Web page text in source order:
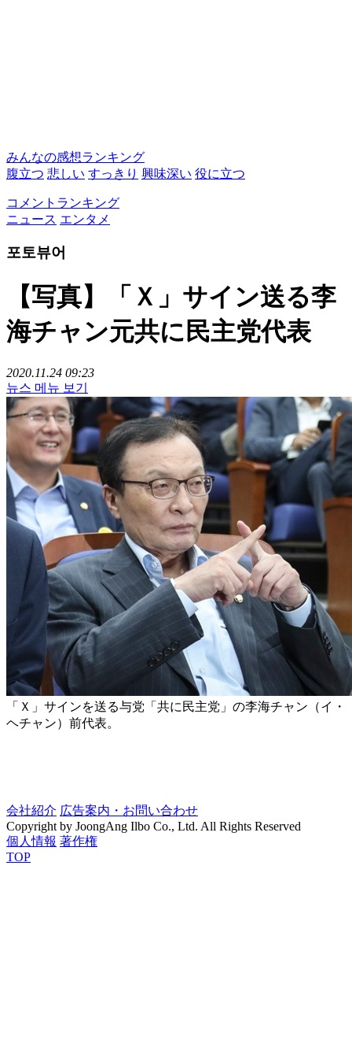
みんなの感想ランキング
腹立つ 悲しい すっきり 興味深い 役に立つ
コメントランキング
ニュース エンタメ
포토뷰어
【写真】「Ｘ」サイン送る李
海チャン元共に民主党代表
2020.11.24 09:23
뉴스 메뉴 보기
「Ｘ」サインを送る与党「共に民主党」の李海チャン（イ・
ヘチャン）前代表。
会社紹介 広告案内・お問い合わせ
Copyright by JoongAng Ilbo Co., Ltd. All Rights Reserved
個人情報 著作権
TOP